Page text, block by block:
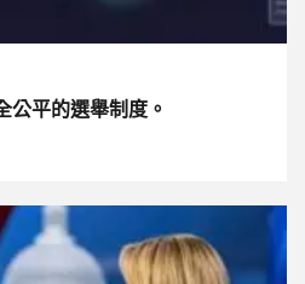
公平的選舉制度。